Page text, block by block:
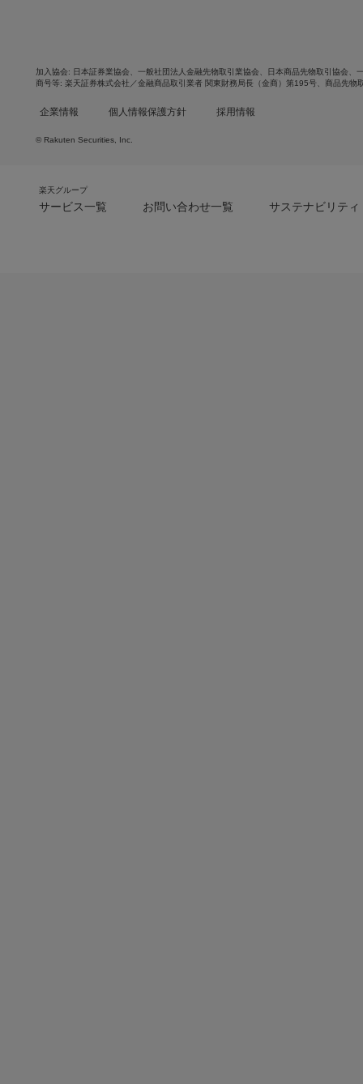
加入協会 日本証券業協会 一般社団法人金融先物取引業協会 日本商品先物取引協会
商号等
楽天証券株式会社／金融商品取引業者 関東財務局長（金商）第195号、商品先物
企業情報 個人情報保護方針 採用情報
© Rakuten Securities, Inc.
楽天グループ
サービス一覧 お問い合わせ一覧 サステナビリティ